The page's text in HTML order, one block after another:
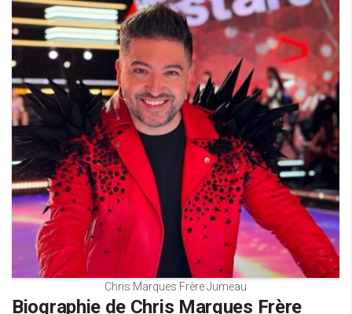
Chris Marques Frère Jumeau
Biographie de Chris Marques Frère